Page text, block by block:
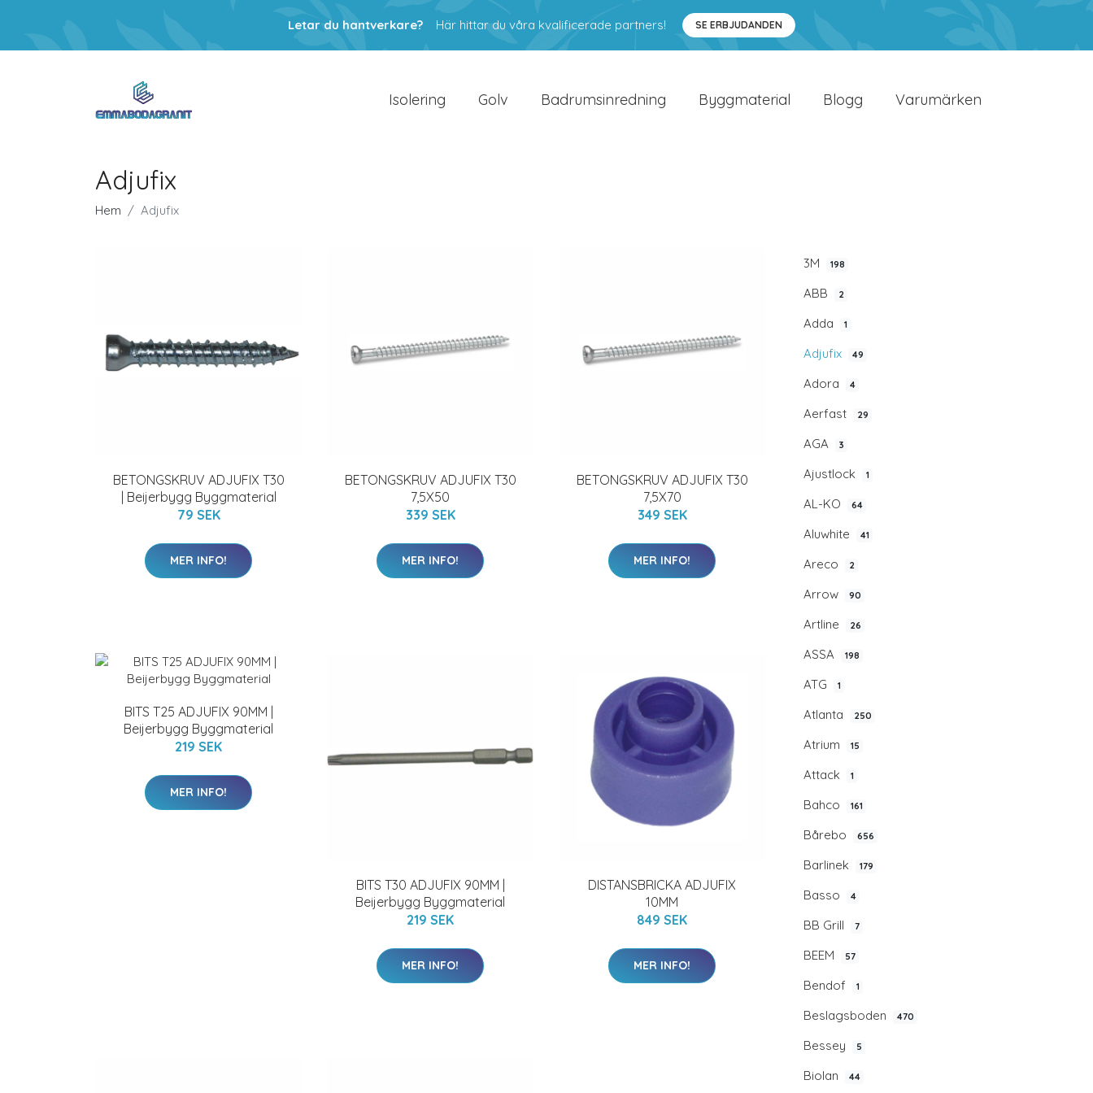
Letar du hantverkare? Här hittar du våra kvalificerade partners! SE ERBJUDANDEN
Isolering Golv Badrumsinredning Byggmaterial Blogg Varumärken
Adjufix
Hem Adjufix
3M 198
ABB 2
Adda 1
Adjufix 49
Adora 4
Aerfast 29
AGA 3
Ajustlock 1
AL-KO 64
Aluwhite 41
Areco 2
Arrow 90
Artline 26
ASSA 198
ATG 1
Atlanta 250
Atrium 15
Attack 1
Bahco 161
Bårebo 656
Barlinek 179
Basso 4
BB Grill 7
BEEM 57
Bendof 1
Beslagsboden 470
Bessey 5
Biolan 44
BETONGSKRUV ADJUFIX T30
| Beijerbygg Byggmaterial
79 SEK
MER INFO!
BETONGSKRUV ADJUFIX T30
7,5X50
339 SEK
MER INFO!
BETONGSKRUV ADJUFIX T30
7,5X70
349 SEK
MER INFO!
BITS T25 ADJUFIX 90MM |
Beijerbygg Byggmaterial
219 SEK
MER INFO!
BITS T30 ADJUFIX 90MM |
Beijerbygg Byggmaterial
219 SEK
MER INFO!
DISTANSBRICKA ADJUFIX
10MM
849 SEK
MER INFO!